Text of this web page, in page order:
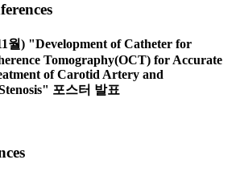
월) "Development of Catheter for
Tomography(OCT) for Accurate
of Carotid Artery and
포스터 발표